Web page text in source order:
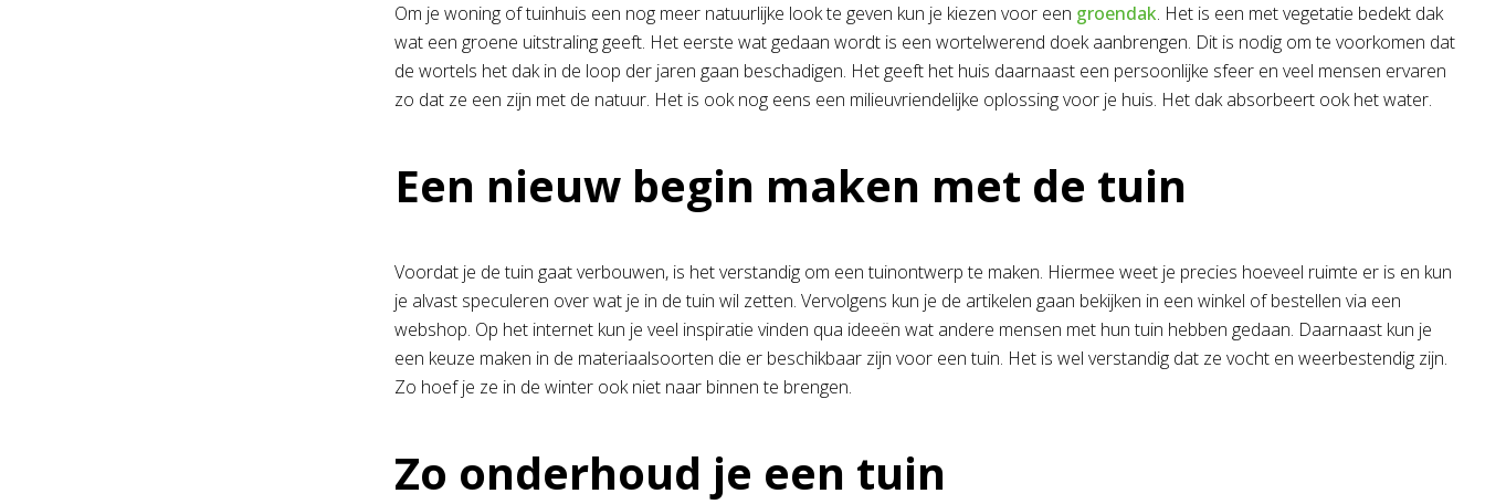
Om je woning of tuinhuis een nog meer natuurlijke look te geven kun je kiezen voor een groendak. Het is een met vegetatie bedekt dak
wat een groene uitstraling geeft. Het eerste wat gedaan wordt is een wortelwerend doek aanbrengen. Dit is nodig om te voorkomen dat
de wortels het dak in de loop der jaren gaan beschadigen. Het geeft het huis daarnaast een persoonlijke sfeer en veel mensen ervaren
zo dat ze een zijn met de natuur. Het is ook nog eens een milieuvriendelijke oplossing voor je huis. Het dak absorbeert ook het water.
Een nieuw begin maken met de tuin
Voordat je de tuin gaat verbouwen, is het verstandig om een tuinontwerp te maken. Hiermee weet je precies hoeveel ruimte er is en kun
je alvast speculeren over wat je in de tuin wil zetten. Vervolgens kun je de artikelen gaan bekijken in een winkel of bestellen via een
webshop. Op het internet kun je veel inspiratie vinden qua ideeën wat andere mensen met hun tuin hebben gedaan. Daarnaast kun je
een keuze maken in de materiaalsoorten die er beschikbaar zijn voor een tuin. Het is wel verstandig dat ze vocht en weerbestendig zijn.
Zo hoef je ze in de winter ook niet naar binnen te brengen.
Zo onderhoud je een tuin